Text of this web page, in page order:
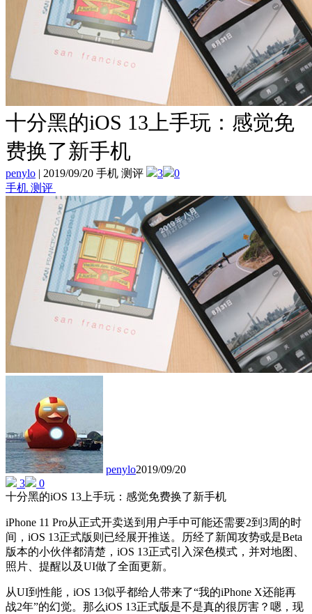
十分黑的iOS 13上手玩：感觉免
费换了新手机
penylo | 2019/09/20 手机 测评 3
0
手机 测评
penylo2019/09/20
3
0
十分黑的iOS 13上手玩：感觉免费换了新手机
iPhone 11 Pro从正式开卖送到用户手中可能还需要2到3周的时
间，iOS 13正式版则已经展开推送。历经了新闻攻势或是Beta
版本的小伙伴都清楚，iOS 13正式引入深色模式，并对地图、
照片、提醒以及UI做了全面更新。
从UI到性能，iOS 13似乎都给人带来了“我的iPhone X还能再
战2年”的幻觉。那么iOS 13正式版是不是真的很厉害？嗯，现